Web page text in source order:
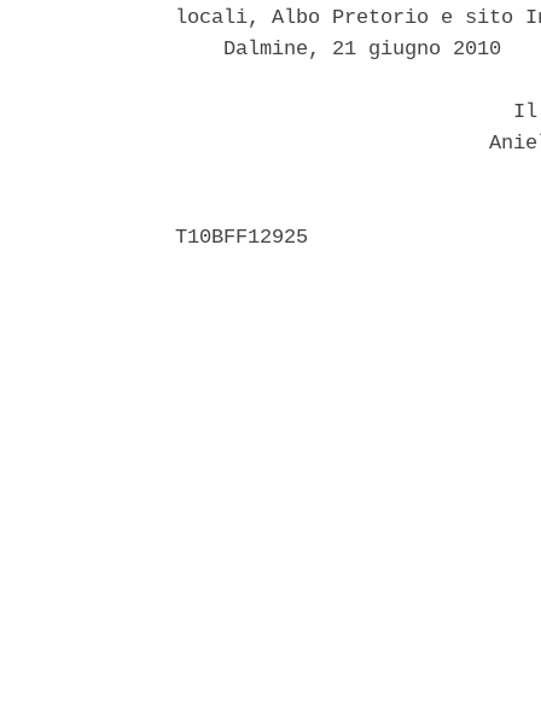
locali, Albo Pretorio e sito
    Dalmine, 21 giugno 2010